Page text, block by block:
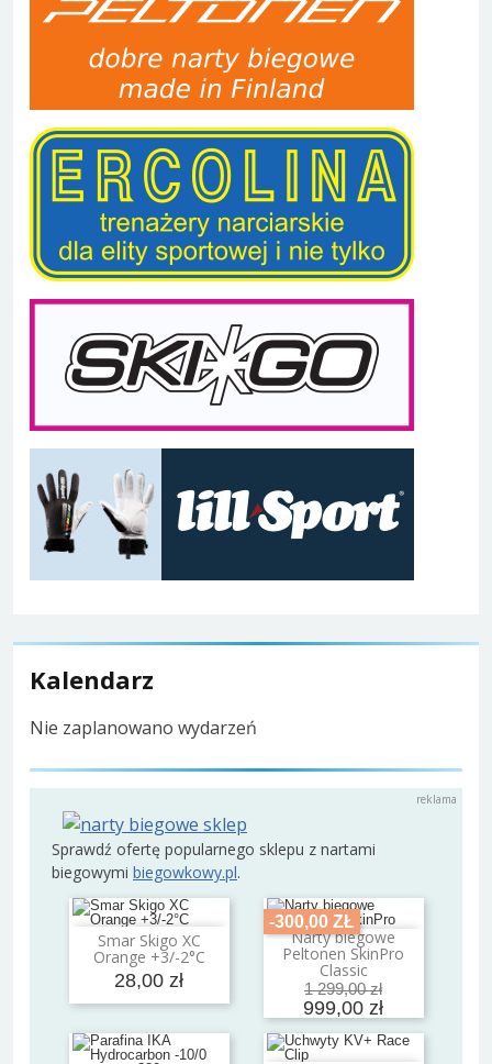
Kalendarz
Nie zaplanowano wydarzeń
Sprawdź ofertę popularnego sklepu z nartami
biegowymi biegowkowy.pl.
Smar Skigo XC
Orange +3/-2°C
28,00 zł
Dodaj do koszyka
-300,00 ZŁ
Narty biegowe
Peltonen SkinPro
Classic
1 299,00 zł
999,00 zł
Dodaj do koszyka